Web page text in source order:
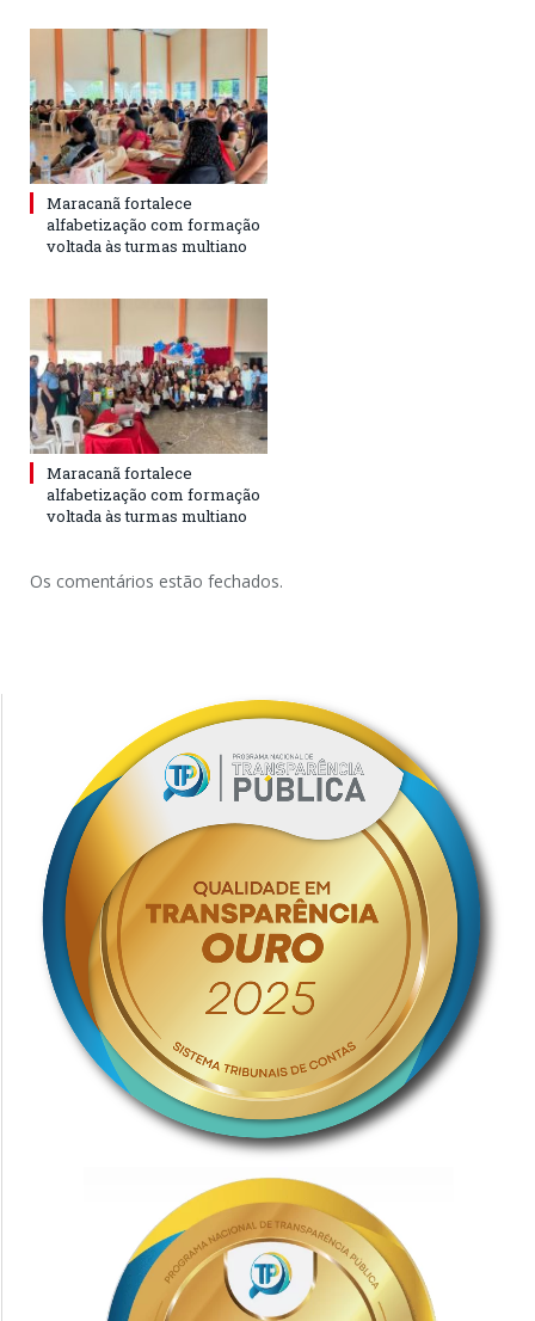
Maracanã fortalece
alfabetização com formação
voltada às turmas multiano
Maracanã fortalece
alfabetização com formação
voltada às turmas multiano
Os comentários estão fechados.